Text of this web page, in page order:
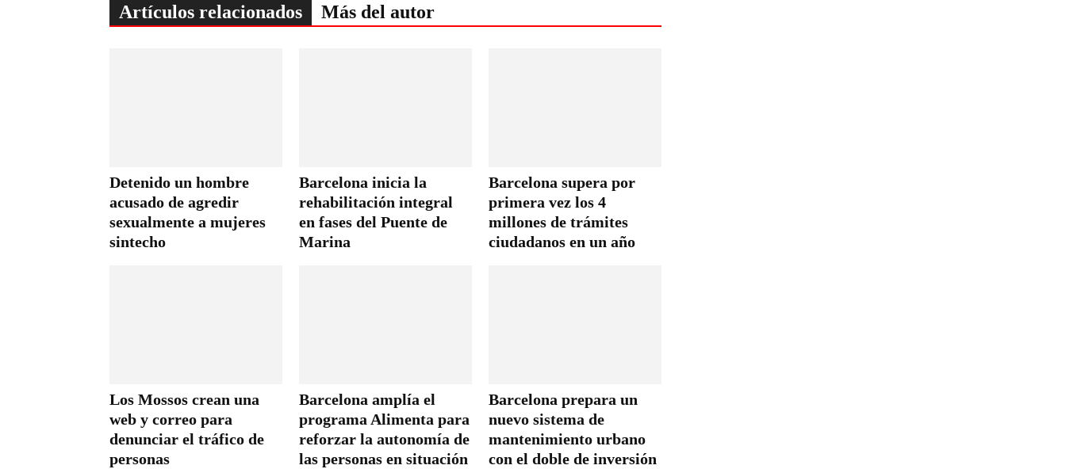
Artículos relacionados Más del autor
Detenido un hombre
acusado de agredir
sexualmente a mujeres
sintecho
Barcelona inicia la
rehabilitación integral
en fases del Puente de
Marina
Barcelona supera por
primera vez los 4
millones de trámites
ciudadanos en un año
Los Mossos crean una
web y correo para
denunciar el tráfico de
personas
Barcelona amplía el
programa Alimenta para
reforzar la autonomía de
las personas en situación
Barcelona prepara un
nuevo sistema de
mantenimiento urbano
con el doble de inversión